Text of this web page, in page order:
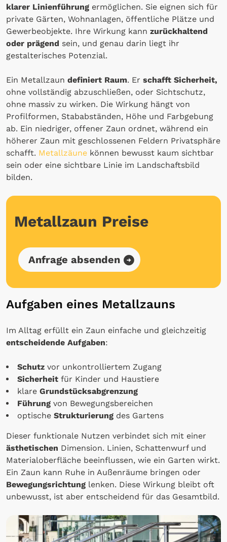
klarer Linienführung ermöglichen. Sie eignen sich für
private Gärten, Wohnanlagen, öffentliche Plätze und
Gewerbeobjekte. Ihre Wirkung kann zurückhaltend
oder prägend sein, und genau darin liegt ihr
gestalterisches Potenzial.
Ein Metallzaun definiert Raum. Er schafft Sicherheit,
ohne vollständig abzuschließen, oder Sichtschutz,
ohne massiv zu wirken. Die Wirkung hängt von
Profilformen, Stababständen, Höhe und Farbgebung
ab. Ein niedriger, offener Zaun ordnet, während ein
höherer Zaun mit geschlossenen Feldern Privatsphäre
schafft. Metallzäune können bewusst kaum sichtbar
sein oder eine sichtbare Linie im Landschaftsbild
bilden.
Metallzaun Preise
Anfrage absenden
Aufgaben eines Metallzauns
Im Alltag erfüllt ein Zaun einfache und gleichzeitig
entscheidende Aufgaben:
Schutz vor unkontrolliertem Zugang
Sicherheit für Kinder und Haustiere
klare Grundstücksabgrenzung
Führung von Bewegungsbereichen
optische Strukturierung des Gartens
Dieser funktionale Nutzen verbindet sich mit einer
ästhetischen Dimension. Linien, Schattenwurf und
Materialoberfläche beeinflussen, wie ein Garten wirkt.
Ein Zaun kann Ruhe in Außenräume bringen oder
Bewegungsrichtung lenken. Diese Wirkung bleibt oft
unbewusst, ist aber entscheidend für das Gesamtbild.